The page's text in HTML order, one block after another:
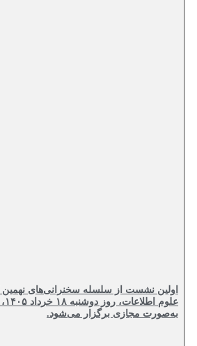
اولین نشست از سلسله سخنرانی‌های نهمین
به‌صورت مجازی برگزار می‌شود.